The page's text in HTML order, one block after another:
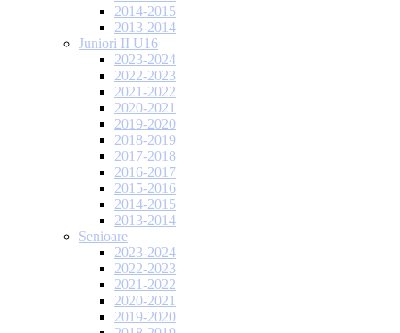
2014-2015
2013-2014
Juniori II U16
2023-2024
2022-2023
2021-2022
2020-2021
2019-2020
2018-2019
2017-2018
2016-2017
2015-2016
2014-2015
2013-2014
Senioare
2023-2024
2022-2023
2021-2022
2020-2021
2019-2020